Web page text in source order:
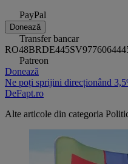
PayPal
Donează
Transfer bancar
Patreon
Donează
Ne poți sprijini direcționând
DeFapt.ro
Alte articole din categoria